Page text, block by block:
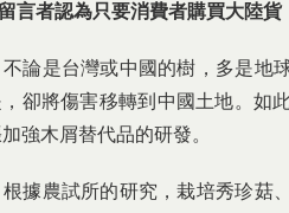
留言者認為只要消費者購買大陸貨
論是台灣或中國的樹，多是地
，卻將傷害移轉到中國土地。如
強木屑替代品的研發。
據農試所的研究，栽培秀珍菇